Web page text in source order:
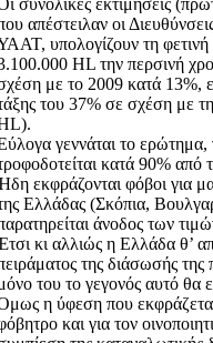
απέστειλαν οι
υπολογίζουν τη
HL την περσινή
με το 2009 κατά 13%,
του 37% σε σχέση με
γεννάται το
κατά 90%
εκφράζονται φόβοι για
Ελλάδας (Σκόπια,
άνοδος των
κι αλλιώς η Ελλάδα θ’
της διάσωσής της
του το γεγονός αυτό θα
η ύφεση που
και για τον